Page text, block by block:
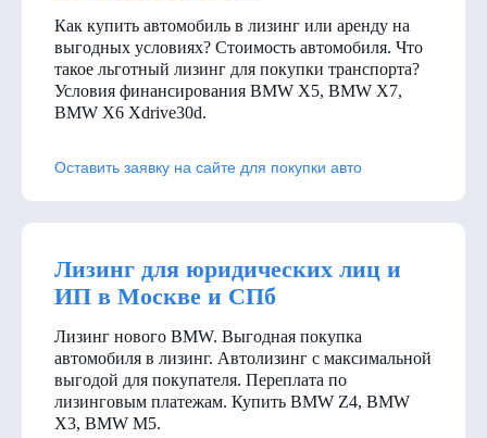
Как купить автомобиль в лизинг или аренду на
выгодных условиях? Стоимость автомобиля. Что
такое льготный лизинг для покупки транспорта?
Условия финансирования BMW X5, BMW X7,
BMW X6 Xdrive30d.
Оставить заявку на сайте для покупки авто
Лизинг для юридических лиц и
ИП в Москве и СПб
Лизинг нового BMW. Выгодная покупка
автомобиля в лизинг. Автолизинг с максимальной
выгодой для покупателя. Переплата по
лизинговым платежам. Купить BMW Z4, BMW
X3, BMW M5.